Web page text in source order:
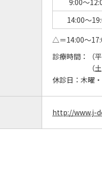
9:00～
14:00～
△＝14:00～
診療時間：
（
（
休診日： 木曜
http://www.j-